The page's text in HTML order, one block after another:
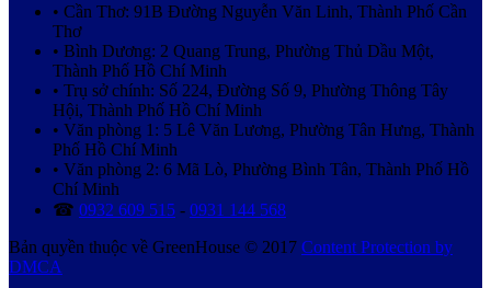
• Cần Thơ: 91B Đường Nguyễn Văn Linh, Thành Phố Cần
Thơ
• Bình Dương: 2 Quang Trung, Phường Thủ Dầu Một,
Thành Phố Hồ Chí Minh
• Trụ sở chính: Số 224, Đường Số 9, Phường Thông Tây
Hội, Thành Phố Hồ Chí Minh
• Văn phòng 1: 5 Lê Văn Lương, Phường Tân Hưng, Thành
Phố Hồ Chí Minh
• Văn phòng 2: 6 Mã Lò, Phường Bình Tân, Thành Phố Hồ
Chí Minh
☎ 0932 609 515 - 0931 144 568
Bản quyền thuộc về GreenHouse © 2017 Content Protection by
DMCA